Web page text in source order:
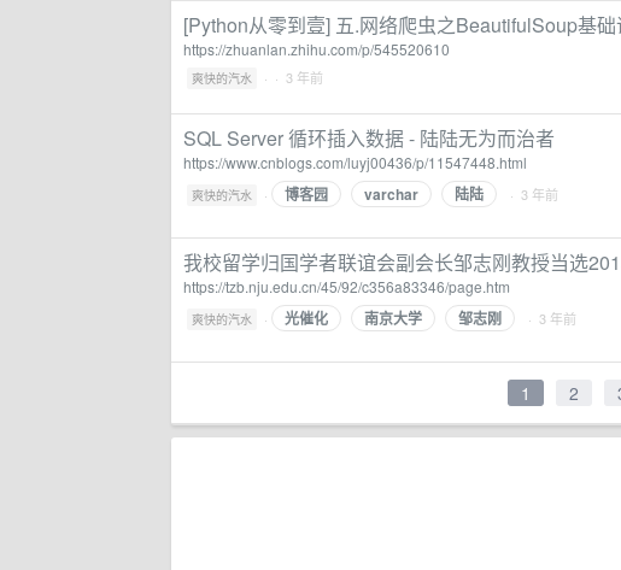
[Python从零到壹] 五.网络爬虫之BeautifulSoup基
https://zhuanlan.zhihu.com/p/545520610
爽快的汽水 · · 3 年前
SQL Server 循环插入数据 - 陆陆无为而治者
https://www.cnblogs.com/luyj00436/p/11547448.html
爽快的汽水 · 博客园 varchar 陆陆 · 3 年前
我校留学归国学者联谊会副会长邹志刚教授当选
https://tzb.nju.edu.cn/45/92/c356a83346/page.htm
爽快的汽水 · 光催化 南京大学 邹志刚 · 3 年前
1 2